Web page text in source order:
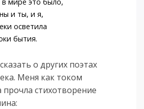
и ты, и я,
осветила
бытия.
о других поэтах
Меня как током
прочла стихотворение